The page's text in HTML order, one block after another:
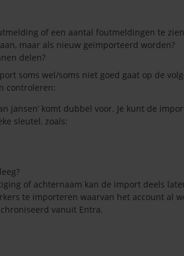
of een aantal foutmeldingen te
maar als nieuw geïmporteerd worden?
delen?
soms wel/soms niet goed gaat op de
controleren:
jansen’ komt dubbel voor. Je kunt de
sleutel, zoals:
of achternaam kan de import deels
te importeren waarvan het account al
vanuit Entra.